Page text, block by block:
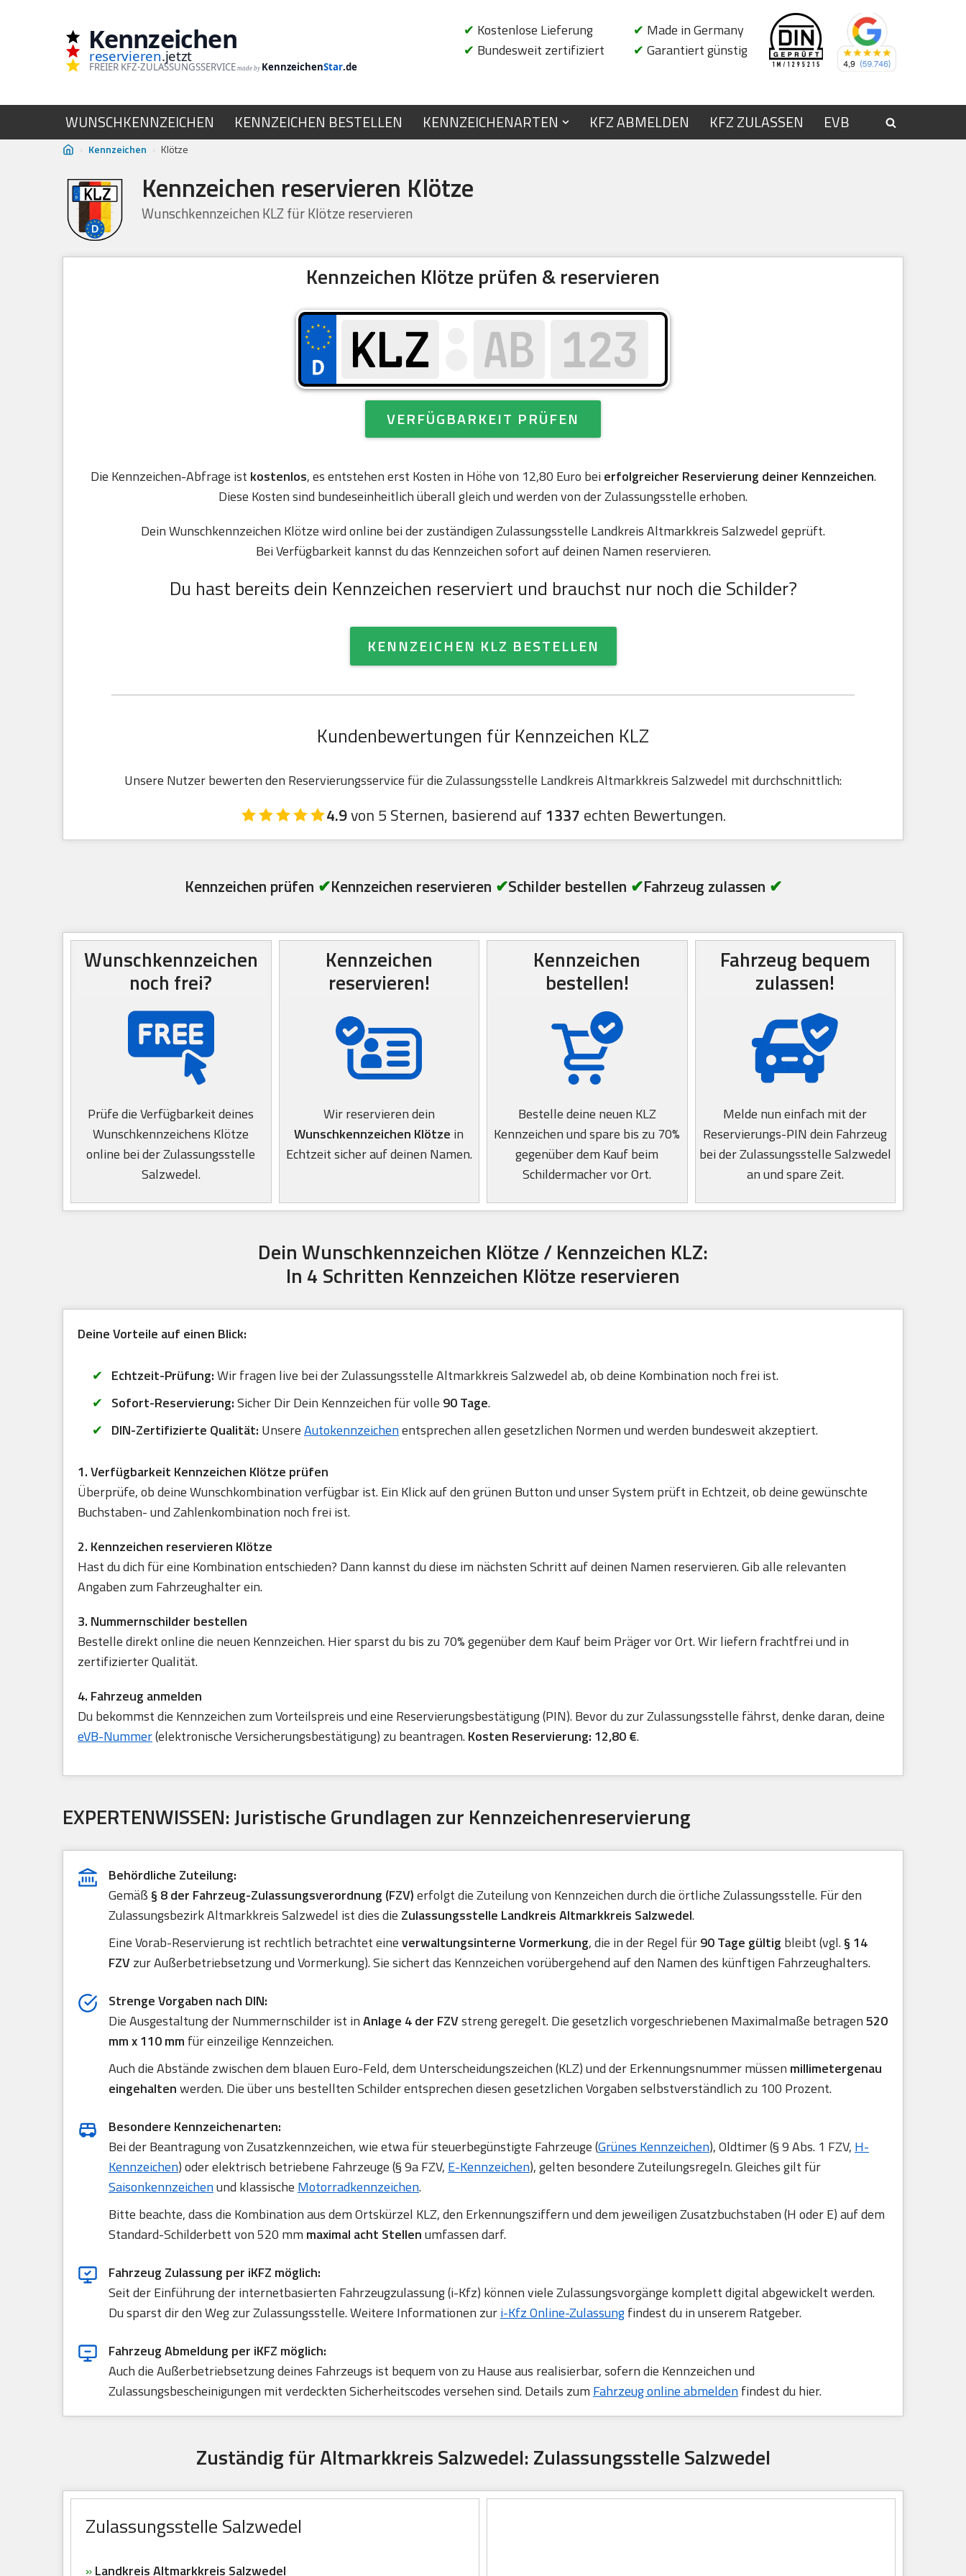
Kennzeichen
reservieren.jetzt
FREIER KFZ-ZULASSUNGSSERVICE made by KennzeichenStar.de
✔ Kostenlose Lieferung
✔ Bundesweit zertifiziert
✔ Made in Germany
✔ Garantiert günstig
WUNSCHKENNZEICHEN KENNZEICHEN BESTELLEN KENNZEICHENARTEN KFZ ABMELDEN KFZ ZULASSEN EVB
› Kennzeichen › Klötze
Kennzeichen reservieren Klötze
Wunschkennzeichen KLZ für Klötze reservieren
Kennzeichen Klötze prüfen & reservieren
VERFÜGBARKEIT PRÜFEN
Die Kennzeichen-Abfrage ist kostenlos, es entstehen erst Kosten in Höhe von 12,80 Euro beierfolgreicher Reservierung deiner Kennzeichen.
Diese Kosten sind bundeseinheitlich überall gleich und werden von der Zulassungsstelle erhoben.
Dein Wunschkennzeichen Klötze wird online bei der zuständigen Zulassungsstelle Landkreis Altmarkkreis Salzwedel geprüft.
Bei Verfügbarkeit kannst du das Kennzeichen sofort auf deinen Namen reservieren.
Du hast bereits dein Kennzeichen reserviert und brauchst nur noch die Schilder?
KENNZEICHEN KLZ BESTELLEN
Kundenbewertungen für Kennzeichen KLZ
Unsere Nutzer bewerten den Reservierungsservice für die Zulassungsstelle Landkreis Altmarkkreis Salzwedel mit durchschnittlich:
4.9von 5 Sternen, basierend auf1337 echten Bewertungen.
Kennzeichen prüfen ✔Kennzeichen reservieren ✔Schilder bestellen ✔Fahrzeug zulassen ✔
Wunschkennzeichen
noch frei?
Prüfe die Verfügbarkeit deines
Wunschkennzeichens Klötze
online bei der Zulassungsstelle
Salzwedel.
Kennzeichen
reservieren!
Wir reservieren dein
Wunschkennzeichen Klötze in
Echtzeit sicher auf deinen Namen.
Kennzeichen
bestellen!
Bestelle deine neuen KLZ
Kennzeichen und spare bis zu 70%
gegenüber dem Kauf beim
Schildermacher vor Ort.
Fahrzeug bequem
zulassen!
Melde nun einfach mit der
Reservierungs-PIN dein Fahrzeug
bei der Zulassungsstelle Salzwedel
an und spare Zeit.
Dein Wunschkennzeichen Klötze / Kennzeichen KLZ:
In 4 Schritten Kennzeichen Klötze reservieren
Deine Vorteile auf einen Blick:
Echtzeit-Prüfung:Wir fragen live bei der Zulassungsstelle Altmarkkreis Salzwedel ab, ob deine Kombination noch frei ist.
Sofort-Reservierung:Sicher Dir Dein Kennzeichen für volle 90 Tage.
DIN-Zertifizierte Qualität: UnsereAutokennzeichenentsprechen allen gesetzlichen Normen und werden bundesweit akzeptiert.
1. Verfügbarkeit Kennzeichen Klötze prüfen
Überprüfe, ob deine Wunschkombination verfügbar ist. Ein Klick auf den grünen Button und unser System prüft in Echtzeit, ob deine gewünschte
Buchstaben- und Zahlenkombination noch frei ist.
2. Kennzeichen reservieren Klötze
Hast du dich für eine Kombination entschieden? Dann kannst du diese im nächsten Schritt auf deinen Namen reservieren. Gib alle relevanten
Angaben zum Fahrzeughalter ein.
3. Nummernschilder bestellen
Bestelle direkt online die neuen Kennzeichen. Hier sparst du bis zu 70% gegenüber dem Kauf beim Präger vor Ort. Wir liefern frachtfrei und in
zertifizierter Qualität.
4. Fahrzeug anmelden
Du bekommst die Kennzeichen zum Vorteilspreis und eine Reservierungsbestätigung (PIN). Bevor du zur Zulassungsstelle fährst, denke daran, deine
eVB-Nummer(elektronische Versicherungsbestätigung) zu beantragen.Kosten Reservierung: 12,80 €.
EXPERTENWISSEN: Juristische Grundlagen zur Kennzeichenreservierung
Behördliche Zuteilung:
Gemäß § 8 der Fahrzeug-Zulassungsverordnung (FZV)erfolgt die Zuteilung von Kennzeichen durch die örtliche Zulassungsstelle. Für den
Zulassungsbezirk Altmarkkreis Salzwedel ist dies die Zulassungsstelle Landkreis Altmarkkreis Salzwedel.
Eine Vorab-Reservierung ist rechtlich betrachtet eineverwaltungsinterne Vormerkung, die in der Regel für90 Tage gültig bleibt (vgl.§ 14
FZVzur Außerbetriebsetzung und Vormerkung). Sie sichert das Kennzeichen vorübergehend auf den Namen des künftigen Fahrzeughalters.
Strenge Vorgaben nach DIN:
Die Ausgestaltung der Nummernschilder ist inAnlage 4 der FZVstreng geregelt. Die gesetzlich vorgeschriebenen Maximalmaße betragen520
mm x 110 mm für einzeilige Kennzeichen.
Auch die Abstände zwischen dem blauen Euro-Feld, dem Unterscheidungszeichen (KLZ) und der Erkennungsnummer müssen millimetergenau
eingehaltenwerden. Die über uns bestellten Schilder entsprechen diesen gesetzlichen Vorgaben selbstverständlich zu 100 Prozent.
Besondere Kennzeichenarten:
Bei der Beantragung von Zusatzkennzeichen, wie etwa für steuerbegünstigte Fahrzeuge (Grünes Kennzeichen), Oldtimer (§ 9 Abs. 1 FZV, H-
Kennzeichen) oder elektrisch betriebene Fahrzeuge (§ 9a FZV, E-Kennzeichen), gelten besondere Zuteilungsregeln. Gleiches gilt für
Saisonkennzeichenund klassische Motorradkennzeichen.
Bitte beachte, dass die Kombination aus dem Ortskürzel KLZ, den Erkennungsziffern und dem jeweiligen Zusatzbuchstaben (H oder E) auf dem
Standard-Schilderbett von 520 mm maximal acht Stellenumfassen darf.
Fahrzeug Zulassung per iKFZ möglich:
Seit der Einführung der internetbasierten Fahrzeugzulassung (i-Kfz) können viele Zulassungsvorgänge komplett digital abgewickelt werden.
Du sparst dir den Weg zur Zulassungsstelle. Weitere Informationen zuri-Kfz Online-Zulassungfindest du in unserem Ratgeber.
Fahrzeug Abmeldung per iKFZ möglich:
Auch die Außerbetriebsetzung deines Fahrzeugs ist bequem von zu Hause aus realisierbar, sofern die Kennzeichen und
Zulassungsbescheinigungen mit verdeckten Sicherheitscodes versehen sind. Details zum Fahrzeug online abmeldenfindest du hier.
Zuständig für Altmarkkreis Salzwedel: Zulassungsstelle Salzwedel
Zulassungsstelle Salzwedel
»Landkreis Altmarkkreis Salzwedel